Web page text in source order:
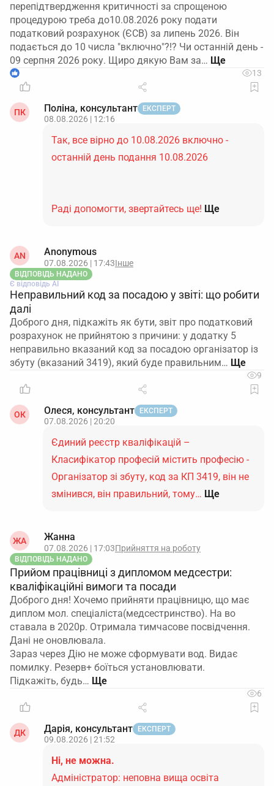
перепідтвердження критичності за спрощеною
процедурою треба до10.08.2026 року подати
податковий розрахунок (ЄСВ) за липень 2026. Він
подається до 10 числа "включно"?!? Чи останній день -
09 серпня 2026 року. Щиро дякую Вам за…
1 13
ПК Поліна, консультант ЕКСПЕРТ
08.08.2026 | 12:16
Так, все вірно до 10.08.2026 включно -
останній день подання 10.08.2026
Раді допомогти, звертайтесь ще! Ще
AN Anonymous
07.08.2026 | 17:43Інше
ВІДПОВІДЬ НАДАНО
Є відповідь АІ
Неправильний код за посадою у звіті: що робити
далі
Доброго дня, підкажіть як бути, звіт про податковий
розрахунок не прийнятою з причини: у додатку 5
неправильно вказаний код за посадою організатор із
збуту (вказаний 3419), який буде правильним…
9
ОК Олеся, консультант ЕКСПЕРТ
07.08.2026 | 20:20
Єдиний реєстр кваліфікацій –
Класифікатор професій містить професію -
Організатор зі збуту, код за КП 3419, він не
змінився, він правильний, тому… Ще
ЖА Жанна
07.08.2026 | 17:03Прийняття на роботу
ВІДПОВІДЬ НАДАНО
Прийом працівниці з дипломом медсестри:
кваліфікаційні вимоги та посади
Доброго дня! Хочемо прийняти працівницю, що має
диплом мол. спеціаліста(медсестринство). На во
ставала в 2020р. Отримала тимчасове посвідчення.
Дані не оновлювала.
Зараз через Дію не може сформувати вод. Видає
помилку. Резерв+ боїться установлювати.
Підкажіть, будь…
6
ДК Дарія, консультант ЕКСПЕРТ
09.08.2026 | 21:52
Ні, не можна.
Адміністратор: неповна вища освіта